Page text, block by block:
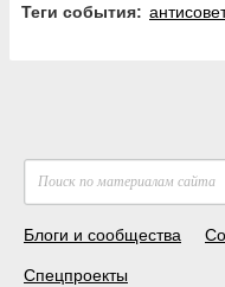
Теги события:
Блоги и сообщества
Спецпроекты